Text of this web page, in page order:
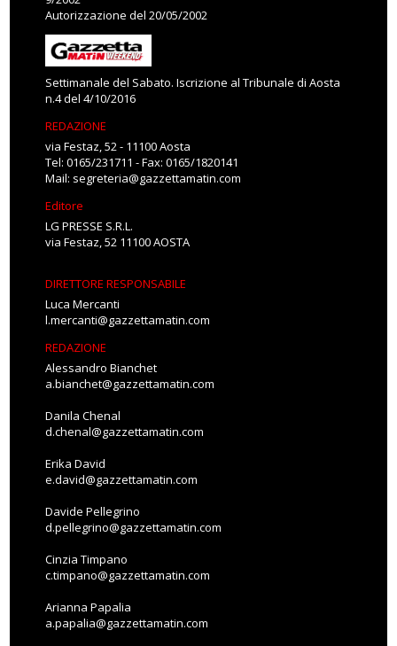
Autorizzazione del 20/05/2002
Settimanale del Sabato. Iscrizione al Tribunale di Aosta
n.4 del 4/10/2016
REDAZIONE
via Festaz, 52 - 11100 Aosta
Tel: 0165/231711 - Fax: 0165/1820141
Mail: segreteria@gazzettamatin.com
Editore
LG PRESSE S.R.L.
via Festaz, 52 11100 AOSTA
DIRETTORE RESPONSABILE
Luca Mercanti
l.mercanti@gazzettamatin.com
REDAZIONE
Alessandro Bianchet
a.bianchet@gazzettamatin.com
Danila Chenal
d.chenal@gazzettamatin.com
Erika David
e.david@gazzettamatin.com
Davide Pellegrino
d.pellegrino@gazzettamatin.com
Cinzia Timpano
c.timpano@gazzettamatin.com
Arianna Papalia
a.papalia@gazzettamatin.com